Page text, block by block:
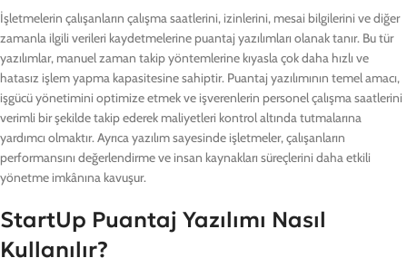
İşletmelerin çalışanların çalışma saatlerini, izinlerini, mesai bilgilerini ve diğer
zamanla ilgili verileri kaydetmelerine puantaj yazılımları olanak tanır. Bu tür
yazılımlar, manuel zaman takip yöntemlerine kıyasla çok daha hızlı ve
hatasız işlem yapma kapasitesine sahiptir. Puantaj yazılımının temel amacı,
işgücü yönetimini optimize etmek ve işverenlerin personel çalışma saatlerini
verimli bir şekilde takip ederek maliyetleri kontrol altında tutmalarına
yardımcı olmaktır. Ayrıca yazılım sayesinde işletmeler, çalışanların
performansını değerlendirme ve insan kaynakları süreçlerini daha etkili
yönetme imkânına kavuşur.
StartUp Puantaj Yazılımı Nasıl
Kullanılır?